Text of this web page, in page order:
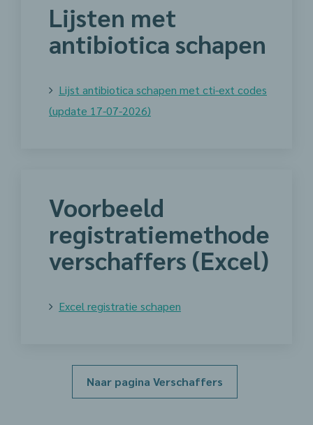
Lijsten met
antibiotica schapen
Lijst antibiotica schapen met cti-ext codes
(update 17-07-2026)
Voorbeeld
registratiemethode
verschaffers (Excel)
Excel registratie schapen
Naar pagina Verschaffers